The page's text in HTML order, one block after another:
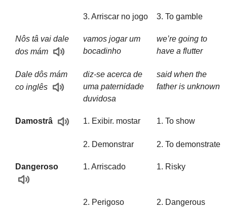
3. Arriscar no jogo 3. To gamble
Nôs tâ vai dale
dos mám
vamos jogar um
bocadinho
we’re going to
have a flutter
Dale dôs mám
co inglês
diz-se acerca de
uma paternidade
duvidosa
said when the
father is unknown
Damostrâ 1. Exibir. mostar 1. To show
2. Demonstrar 2. To demonstrate
Dangeroso 1. Arriscado 1. Risky
2. Perigoso 2. Dangerous